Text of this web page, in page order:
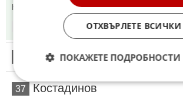
Коментиран от #37
15.05.2026
Този коментар е премахнат от модератор.
37 Костадинов
ОТХВЪРЛЕТЕ ВСИЧКИ
ПОКАЖЕТЕ ПОДРОБНОСТИ